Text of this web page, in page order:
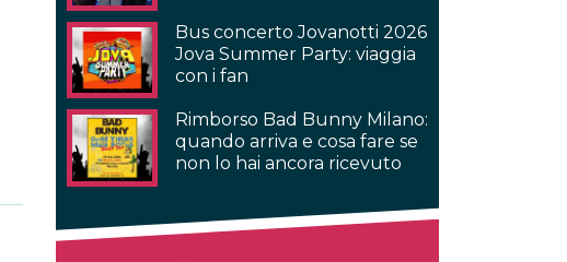
Bus concerto Jovanotti 2026
Jova Summer Party: viaggia
con i fan
Rimborso Bad Bunny Milano:
quando arriva e cosa fare se
non lo hai ancora ricevuto